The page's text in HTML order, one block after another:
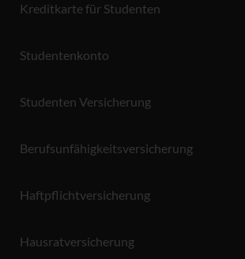
Kreditkarte für Studenten
Studentenkonto
Studenten Versicherung
Berufsunfähigkeitsversicherung
Haftpflichtversicherung
Hausratversicherung